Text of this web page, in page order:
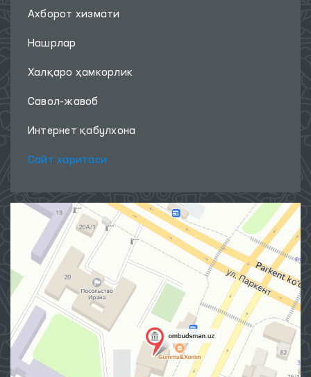
Ахборот хизмати
Нашрлар
Халқаро ҳамкорлик
Савол-жавоб
Интернет қабулхона
Сайт харитаси